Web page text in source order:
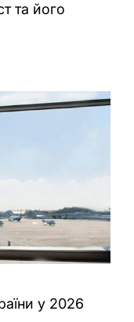
та його
у 2026